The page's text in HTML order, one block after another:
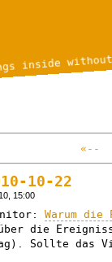
inside
«--
10-22
15:00
Warum
die
Sollte das